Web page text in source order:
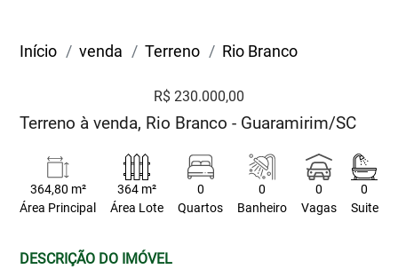
Início venda Terreno Rio Branco
R$ 230.000,00
Terreno à venda, Rio Branco - Guaramirim/SC
364,80 m²
Área Principal
364 m²
Área Lote
0
Quartos
0
Banheiro
0
Vagas
0
Suite
DESCRIÇÃO DO IMÓVEL